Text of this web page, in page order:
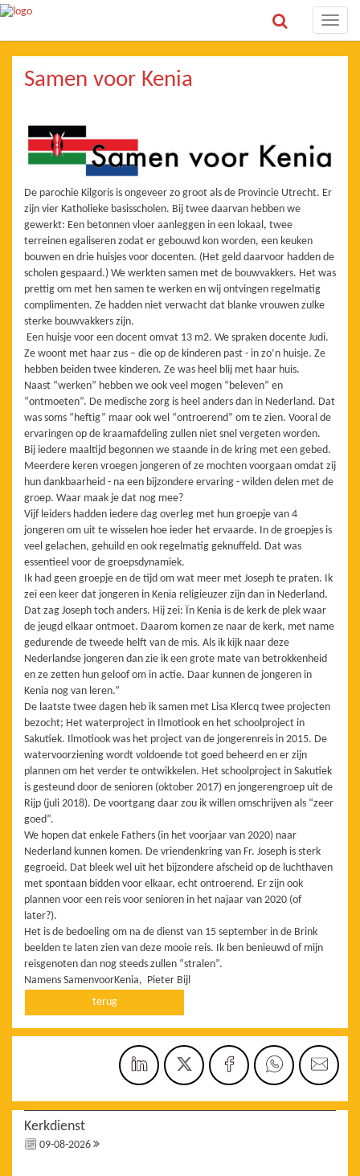
Toggle
Samen voor Kenia
De parochie Kilgoris is ongeveer zo groot als de Provincie Utrecht. Er
zijn vier Katholieke basisscholen. Bij twee daarvan hebben we
gewerkt: Een betonnen vloer aanleggen in een lokaal, twee
terreinen egaliseren zodat er gebouwd kon worden, een keuken
bouwen en drie huisjes voor docenten. (Het geld daarvoor hadden de
scholen gespaard.) We werkten samen met de bouwvakkers. Het was
prettig om met hen samen te werken en wij ontvingen regelmatig
complimenten. Ze hadden niet verwacht dat blanke vrouwen zulke
sterke bouwvakkers zijn.
Een huisje voor een docent omvat 13 m2. We spraken docente Judi.
Ze woont met haar zus – die op de kinderen past - in zo’n huisje. Ze
hebben beiden twee kinderen. Ze was heel blij met haar huis.
Naast “werken” hebben we ook veel mogen “beleven” en
“ontmoeten”. De medische zorg is heel anders dan in Nederland. Dat
was soms “heftig” maar ook wel “ontroerend” om te zien. Vooral de
ervaringen op de kraamafdeling zullen niet snel vergeten worden.
Bij iedere maaltijd begonnen we staande in de kring met een gebed.
Meerdere keren vroegen jongeren of ze mochten voorgaan omdat zij
hun dankbaarheid - na een bijzondere ervaring - wilden delen met de
groep. Waar maak je dat nog mee?
Vijf leiders hadden iedere dag overleg met hun groepje van 4
jongeren om uit te wisselen hoe ieder het ervaarde. In de groepjes is
veel gelachen, gehuild en ook regelmatig geknuffeld. Dat was
essentieel voor de groepsdynamiek.
Ik had geen groepje en de tijd om wat meer met Joseph te praten. Ik
zei een keer dat jongeren in Kenia religieuzer zijn dan in Nederland.
Dat zag Joseph toch anders. Hij zei: Ïn Kenia is de kerk de plek waar
de jeugd elkaar ontmoet. Daarom komen ze naar de kerk, met name
gedurende de tweede helft van de mis. Als ik kijk naar deze
Nederlandse jongeren dan zie ik een grote mate van betrokkenheid
en ze zetten hun geloof om in actie. Daar kunnen de jongeren in
Kenia nog van leren.”
De laatste twee dagen heb ik samen met Lisa Klercq twee projecten
bezocht; Het waterproject in Ilmotiook en het schoolproject in
Sakutiek. Ilmotiook was het project van de jongerenreis in 2015. De
watervoorziening wordt voldoende tot goed beheerd en er zijn
plannen om het verder te ontwikkelen. Het schoolproject in Sakutiek
is gesteund door de senioren (oktober 2017) en jongerengroep uit de
Rijp (juli 2018). De voortgang daar zou ik willen omschrijven als “zeer
goed”.
We hopen dat enkele Fathers (in het voorjaar van 2020) naar
Nederland kunnen komen. De vriendenkring van Fr. Joseph is sterk
gegroeid. Dat bleek wel uit het bijzondere afscheid op de luchthaven
met spontaan bidden voor elkaar, echt ontroerend. Er zijn ook
plannen voor een reis voor senioren in het najaar van 2020 (of
later?).
Het is de bedoeling om na de dienst van 15 september in de Brink
beelden te laten zien van deze mooie reis. Ik ben benieuwd of mijn
reisgenoten dan nog steeds zullen “stralen”.
Namens SamenvoorKenia, Pieter Bijl
terug
Kerkdienst
09-08-2026